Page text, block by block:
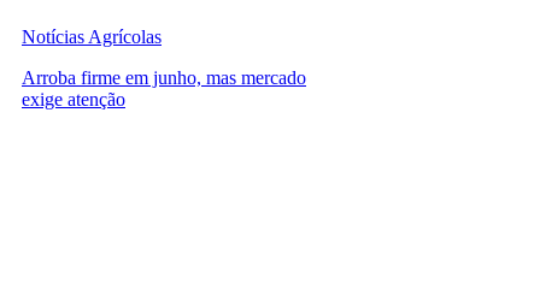
Notícias Agrícolas
Arroba firme em junho, mas mercado
exige atenção